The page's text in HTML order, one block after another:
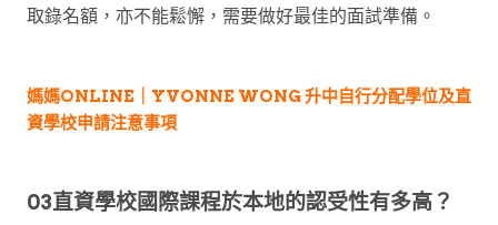
取錄名額，亦不能鬆懈，需要做好最佳的面試準備。
媽媽ONLINE｜YVONNE WONG 升中自行分配學位及直
資學校申請注意事項
03直資學校國際課程於本地的認受性有多高？